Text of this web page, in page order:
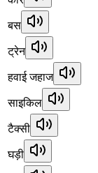
बस
ट्रेन
हवाई जहाज
साइकिल
टैक्सी
घड़ी